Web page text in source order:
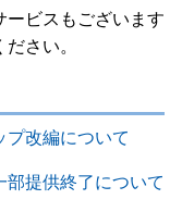
ービスもございます
さい。
プ改編について
部提供終了について